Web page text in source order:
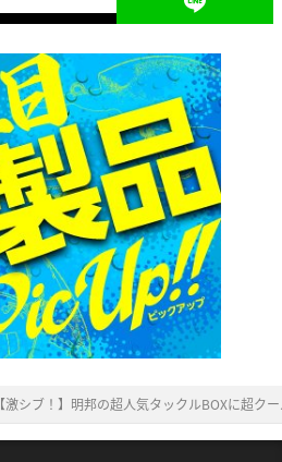
【激シブ！】明邦の超人気タックルBOXに超ク